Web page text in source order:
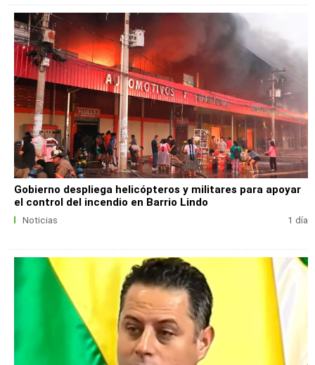
Gobierno despliega helicópteros y militares para apoyar
el control del incendio en Barrio Lindo
Noticias 1 día